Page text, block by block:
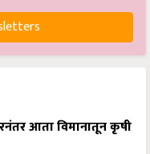
आता विमानातून कृषी